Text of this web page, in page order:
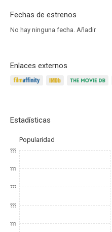
Fechas de estrenos
No hay ninguna fecha. Añadir
Enlaces externos
Estadísticas
Popularidad
???
???
???
???
???